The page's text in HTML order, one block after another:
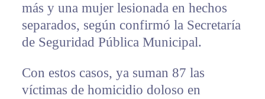
más y una mujer lesionada en hechos
separados, según confirmó la Secretaría
de Seguridad Pública Municipal.
Con estos casos, ya suman 87 las
víctimas de homicidio doloso en